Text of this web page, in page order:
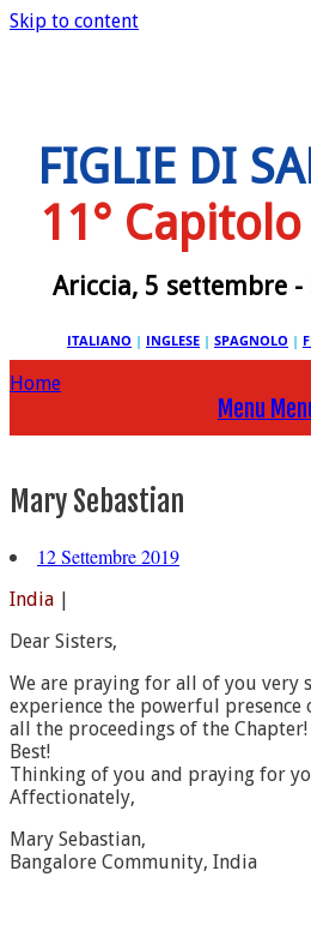
Skip to content
FIGLIE DI
11°
Ariccia, 5 settembre
ITALIANO | INGLESE | SPAGNOLO |
Home
Menu
Mary Sebastian
12 Settembre 2019
India |
Dear Sisters,
We are praying for all of you very
experience the powerful
all the proceedings of the
Best!
Thinking of you and praying for
Affectionately,
Mary Sebastian,
Bangalore Community, India